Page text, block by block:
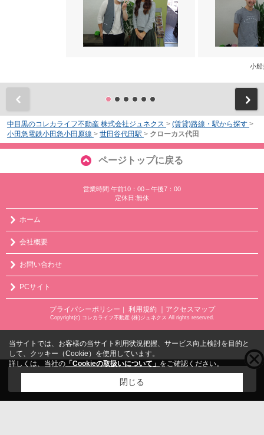
小船
中目黒のコレカライフ不動産 株式会社ジュネクス > (賃貸)路線・駅から探す >
小田急電鉄小田急小田原線 > 世田谷代田駅 > クローカス代田
ページトップに戻る
営業時間:午前10：00～午後7：00
定休日:無休
ホーム
会社概要
お問い合わせ
PCサイト
プライバシーポリシー 利用規約 ｜アクセスマップ
Copyright(c) コレカライフ不動産 (株)ジュネクス All rights reserved.
こちらの物件をご覧の方にお勧めな物件
当サイトでは、お客様の当サイト利用状況把握、サービス向上検討を目的と
して、クッキー（Cookie）を使用しています。
詳しくは、当社の 「Cookieの取扱いについて」 をご確認ください。
閉じる